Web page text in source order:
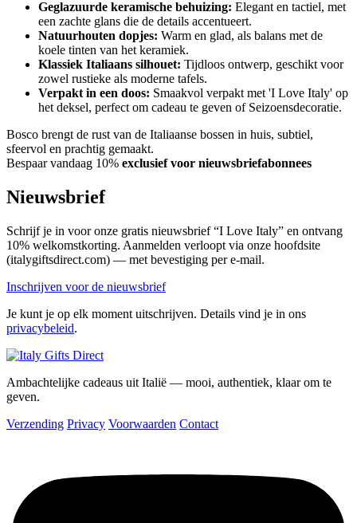
Geglazuurde keramische behuizing: Elegant en tactiel, met
een zachte glans die de details accentueert.
Natuurhouten dopjes: Warm en glad, als balans met de
koele tinten van het keramiek.
Klassiek Italiaans silhouet: Tijdloos ontwerp, geschikt voor
zowel rustieke als moderne tafels.
Verpakt in een doos: Smaakvol verpakt met 'I Love Italy' op
het deksel, perfect om cadeau te geven of Seizoensdecoratie.
Bosco brengt de rust van de Italiaanse bossen in huis, subtiel,
sfeervol en prachtig gemaakt.
Bespaar vandaag 10% exclusief voor nieuwsbriefabonnees
Nieuwsbrief
Schrijf je in voor onze gratis nieuwsbrief “I Love Italy” en ontvang
10% welkomstkorting. Aanmelden verloopt via onze hoofdsite
(italygiftsdirect.com) — met bevestiging per e-mail.
Inschrijven voor de nieuwsbrief
Je kunt je op elk moment uitschrijven. Details vind je in ons
privacybeleid.
Ambachtelijke cadeaus uit Italië — mooi, authentiek, klaar om te
geven.
Verzending Privacy Voorwaarden Contact